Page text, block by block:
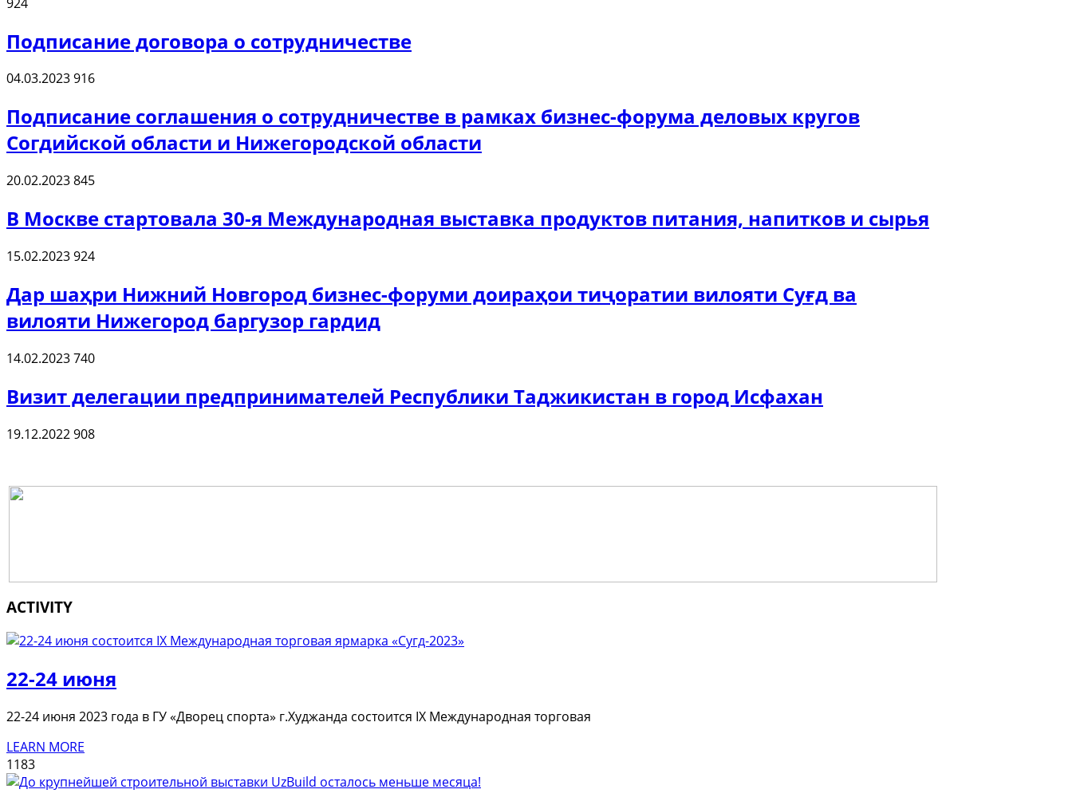
Подписание договора о сотрудничестве
04.03.2023916
Подписание соглашения о сотрудничестве в рамках бизнес-форума деловых кругов
Согдийской области и Нижегородской области
20.02.2023845
В Москве стартовала 30-я Международная выставка продуктов питания, напитков и сырья
15.02.2023924
Дар шаҳри Нижний Новгород бизнес-форуми доираҳои тиҷоратии вилояти Суғд ва
вилояти Нижегород баргузор гардид
14.02.2023740
Визит делегации предпринимателей Республики Таджикистан в город Исфахан
19.12.2022908
ACTIVITY
22-24 июня
22-24 июня 2023 года в ГУ «Дворец спорта» г.Худжанда состоится IX Международная торговая
LEARN MORE
1183